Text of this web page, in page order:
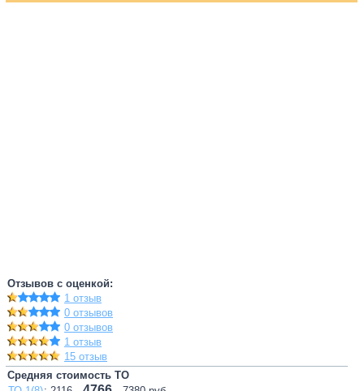
Отзывов с оценкой:
1 отзыв
0 отзывов
0 отзывов
1 отзыв
15 отзыв
Средняя стоимость ТО